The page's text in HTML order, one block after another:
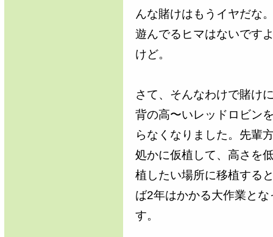
んな賭けはもうイヤだな
遊んでるヒマはないです
けど。
さて、そんなわけで賭け
背の高〜いレッドロビン
らなくなりました。先輩
処かに仮植して、高さを
植したい場所に移植する
ば2年はかかる大作業と
す。